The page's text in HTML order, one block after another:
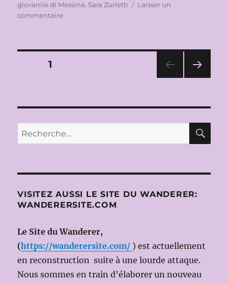
giovanile di Messina, Sara Zurletti
Laisser un
commentairesur
Pagination
publications
PAGE1
ANT
E
Recherche
pour :
VISITEZ AUSSI LE SITE DU WANDERER:
WANDERERSITE.COM
Le Site du Wanderer,
(https://wanderersite.com/ ) est actuellement
en reconstruction suite à une lourde attaque.
Nous sommes en train d’élaborer un nouveau